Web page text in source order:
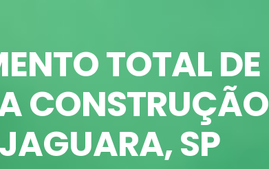
TOTAL DE
CONSTRUÇÃO
, SP